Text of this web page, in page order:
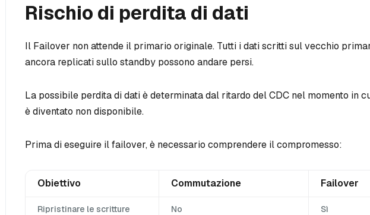
Rischio di perdita di dati
Il Failover non attende il primario originale. Tutti i dati scritti sul vecchio
ancora replicati sullo standby possono andare persi.
La possibile perdita di dati è determinata dal ritardo del CDC nel momento in
è diventato non disponibile.
Prima di eseguire il failover, è necessario comprendere il compromesso:
Obiettivo Commutazione Failover
Ripristinare le scritture
No Sì